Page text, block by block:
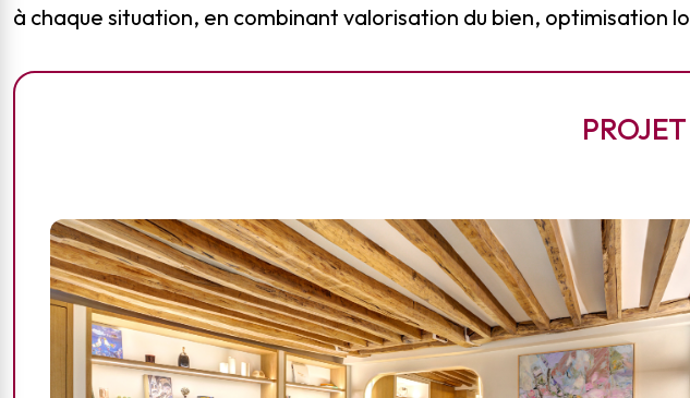
à chaque situation, en combinant valorisation du bien, optimisation